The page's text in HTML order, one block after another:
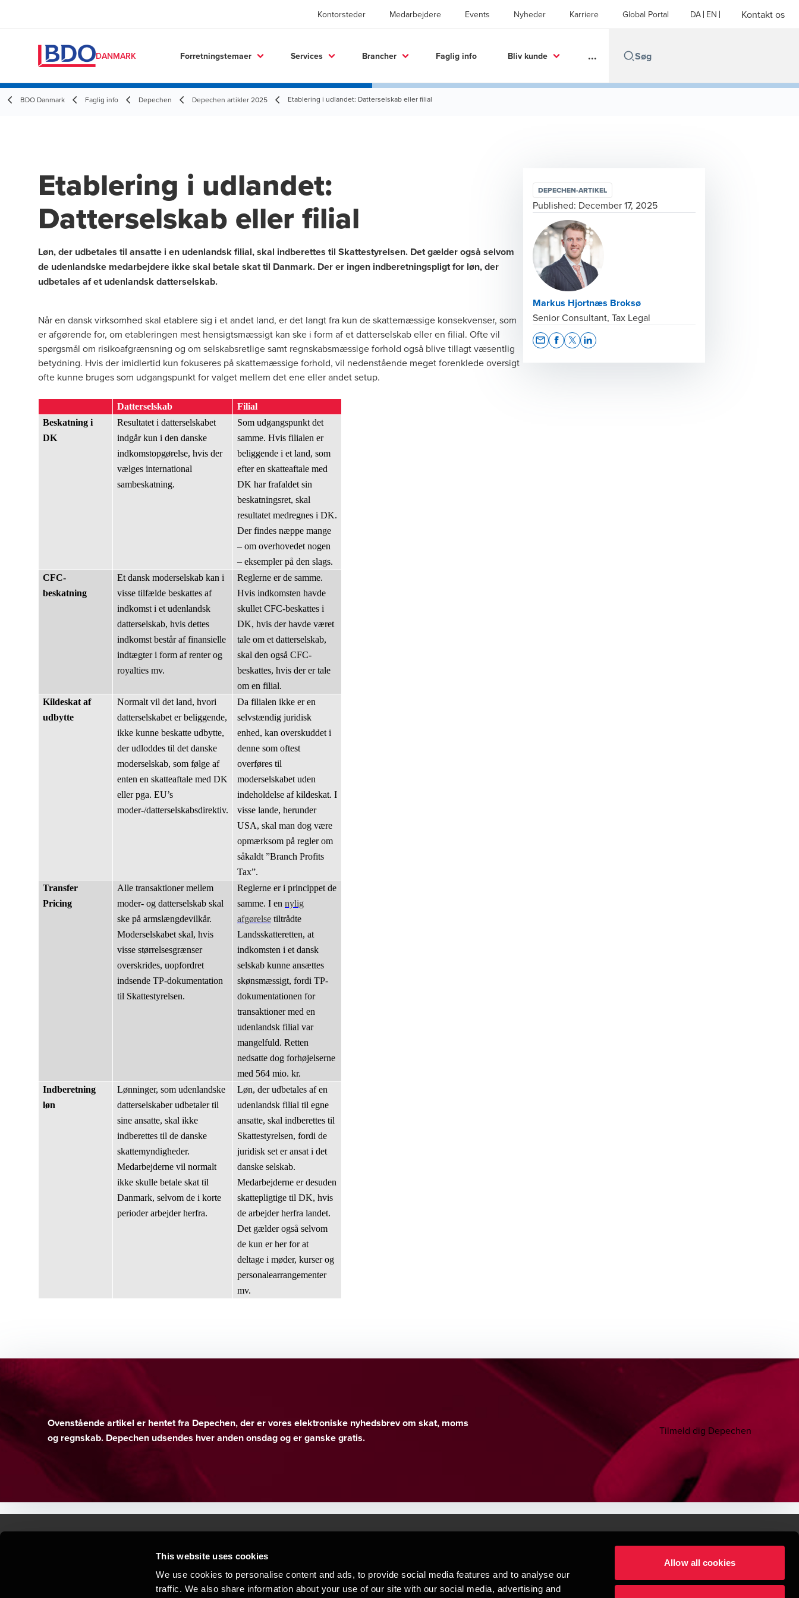
This website uses cookies
We use cookies to personalise content and ads, to provide social media features and to analyse our
traffic. We also share information about your use of our site with our social media, advertising and
Allow all cookies
Kontorsteder Medarbejdere Events Nyheder Karriere Global Portal DA EN Kontakt os
DANMARK Forretningstemaer Services Brancher Faglig info Bliv kunde ...
BDO Danmark Faglig info Depechen Depechen artikler 2025 Etablering i udlandet: Datterselskab eller filial
Etablering i udlandet:
Datterselskab eller filial
Løn, der udbetales til ansatte i en udenlandsk filial, skal indberettes til Skattestyrelsen. Det gælder også selvom
de udenlandske medarbejdere ikke skal betale skat til Danmark. Der er ingen indberetningspligt for løn, der
udbetales af et udenlandsk datterselskab.
Når en dansk virksomhed skal etablere sig i et andet land, er det langt fra kun de skattemæssige konsekvenser, som
er afgørende for, om etableringen mest hensigtsmæssigt kan ske i form af et datterselskab eller en filial. Ofte vil
spørgsmål om risikoafgrænsning og om selskabsretlige samt regnskabsmæssige forhold også blive tillagt væsentlig
betydning. Hvis der imidlertid kun fokuseres på skattemæssige forhold, vil nedenstående meget forenklede oversigt
ofte kunne bruges som udgangspunkt for valget mellem det ene eller andet setup.
Datterselskab
Filial
Beskatning i
DK
Resultatet i datterselskabet
indgår kun i den danske
indkomstopgørelse, hvis der
vælges international
sambeskatning.
Som udgangspunkt det
samme. Hvis filialen er
beliggende i et land, som
efter en skatteaftale med
DK har frafaldet sin
beskatningsret, skal
resultatet medregnes i DK.
Der findes næppe mange
– om overhovedet nogen
– eksempler på den slags.
CFC-
beskatning
Et dansk moderselskab kan i
visse tilfælde beskattes af
indkomst i et udenlandsk
datterselskab, hvis dettes
indkomst består af finansielle
indtægter i form af renter og
royalties mv.
Reglerne er de samme.
Hvis indkomsten havde
skullet CFC-beskattes i
DK, hvis der havde været
tale om et datterselskab,
skal den også CFC-
beskattes, hvis der er tale
om en filial.
Kildeskat af
udbytte
Normalt vil det land, hvori
datterselskabet er beliggende,
ikke kunne beskatte udbytte,
der udloddes til det danske
moderselskab, som følge af
enten en skatteaftale med DK
eller pga. EU’s
moder-/datterselskabsdirektiv.
Da filialen ikke er en
selvstændig juridisk
enhed, kan overskuddet i
denne som oftest
overføres til
moderselskabet uden
indeholdelse af kildeskat. I
visse lande, herunder
USA, skal man dog være
opmærksom på regler om
såkaldt ”Branch Profits
Tax”.
Transfer
Pricing
Alle transaktioner mellem
moder- og datterselskab skal
ske på armslængdevilkår.
Moderselskabet skal, hvis
visse størrelsesgrænser
overskrides, uopfordret
indsende TP-dokumentation
til Skattestyrelsen.
Reglerne er i princippet de
samme. I en nylig
afgørelse tiltrådte
Landsskatteretten, at
indkomsten i et dansk
selskab kunne ansættes
skønsmæssigt, fordi TP-
dokumentationen for
transaktioner med en
udenlandsk filial var
mangelfuld. Retten
nedsatte dog forhøjelserne
med 564 mio. kr.
Indberetning
løn
Lønninger, som udenlandske
datterselskaber udbetaler til
sine ansatte, skal ikke
indberettes til de danske
skattemyndigheder.
Medarbejderne vil normalt
ikke skulle betale skat til
Danmark, selvom de i korte
perioder arbejder herfra.
Løn, der udbetales af en
udenlandsk filial til egne
ansatte, skal indberettes til
Skattestyrelsen, fordi de
juridisk set er ansat i det
danske selskab.
Medarbejderne er desuden
skattepligtige til DK, hvis
de arbejder herfra landet.
Det gælder også selvom
de kun er her for at
deltage i møder, kurser og
personalearrangementer
mv.
DEPECHEN-ARTIKEL
Published: December 17, 2025
Markus Hjortnæs Broksø
Senior Consultant, Tax Legal
Ovenstående artikel er hentet fra Depechen, der er vores elektroniske nyhedsbrev om skat, moms
og regnskab. Depechen udsendes hver anden onsdag og er ganske gratis.
Tilmeld dig Depechen
Kontorsteder
Juridisk og privatliv
Sitemap
Mennesker, der hjælper mennesker
Vi mener, at enestående rådgivning begynder med at opbygge enestående relationer.